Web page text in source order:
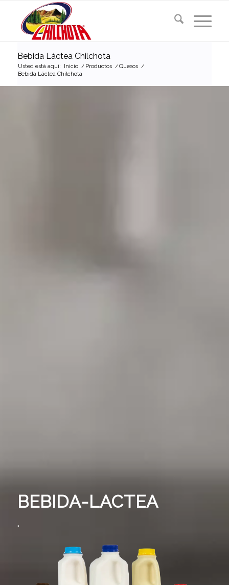
Bebida Láctea Chilchota
Usted está aquí: Inicio / Productos / Quesos /
Bebida Láctea Chilchota
BEBIDA-LACTEA
.